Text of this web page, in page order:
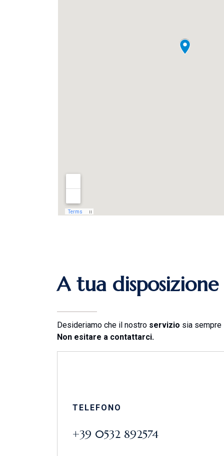
A tua disposizione
Desideriamo che il nostro servizio sia sempre
Non esitare a contattarci.
TELEFONO
+39 0532 892574